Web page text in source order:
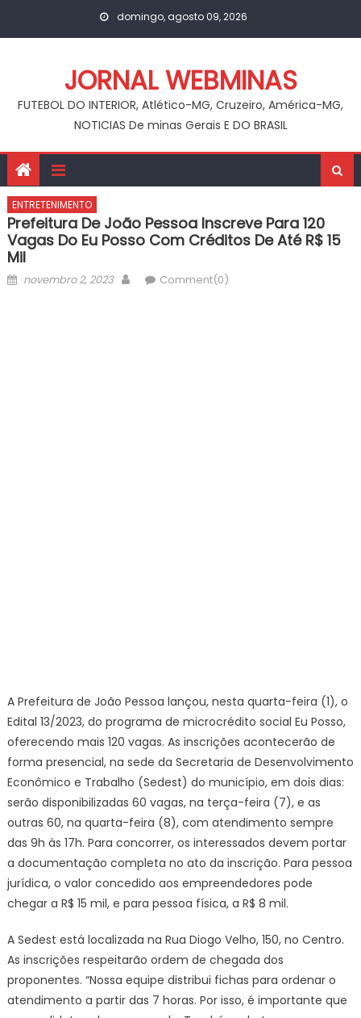
domingo, agosto 09, 2026
JORNAL WEBMINAS
FUTEBOL DO INTERIOR, Atlético-MG, Cruzeiro, América-MG,
NOTICIAS De minas Gerais E DO BRASIL
ENTRETENIMENTO
Prefeitura De João Pessoa Inscreve Para 120
Vagas Do Eu Posso Com Créditos De Até R$ 15
Mil
Posted
novembro 2, 2023 AuthorComment(0)
A Prefeitura de João Pessoa lançou, nesta quarta-feira (1), o
Edital 13/2023, do programa de microcrédito social Eu Posso,
oferecendo mais 120 vagas. As inscrições acontecerão de
forma presencial, na sede da Secretaria de Desenvolvimento
Econômico e Trabalho (Sedest) do município, em dois dias:
serão disponibilizadas 60 vagas, na terça-feira (7), e as
outras 60, na quarta-feira (8), com atendimento sempre
das 9h às 17h. Para concorrer, os interessados devem portar
a documentação completa no ato da inscrição. Para pessoa
jurídica, o valor concedido aos empreendedores pode
chegar a R$ 15 mil, e para pessoa física, a R$ 8 mil.
A Sedest está localizada na Rua Diogo Velho, 150, no Centro.
As inscrições respeitarão ordem de chegada dos
proponentes. “Nossa equipe distribui fichas para ordenar o
atendimento a partir das 7 horas. Por isso, é importante que